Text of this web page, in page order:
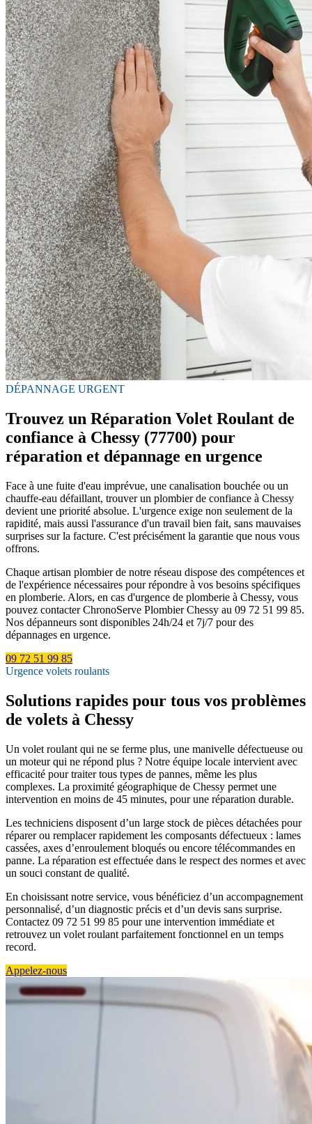
DÉPANNAGE URGENT
Trouvez un Réparation Volet Roulant de
confiance à Chessy (77700) pour
réparation et dépannage en urgence
Face à une fuite d'eau imprévue, une canalisation bouchée ou un
chauffe-eau défaillant, trouver un plombier de confiance à Chessy
devient une priorité absolue. L'urgence exige non seulement de la
rapidité, mais aussi l'assurance d'un travail bien fait, sans mauvaises
surprises sur la facture. C'est précisément la garantie que nous vous
offrons.
Chaque artisan plombier de notre réseau dispose des compétences et
de l'expérience nécessaires pour répondre à vos besoins spécifiques
en plomberie. Alors, en cas d'urgence de plomberie à Chessy, vous
pouvez contacter ChronoServe Plombier Chessy au 09 72 51 99 85.
Nos dépanneurs sont disponibles 24h/24 et 7j/7 pour des
dépannages en urgence.
09 72 51 99 85
Urgence volets roulants
Solutions rapides pour tous vos problèmes
de volets à Chessy
Un volet roulant qui ne se ferme plus, une manivelle défectueuse ou
un moteur qui ne répond plus ? Notre équipe locale intervient avec
efficacité pour traiter tous types de pannes, même les plus
complexes. La proximité géographique de Chessy permet une
intervention en moins de 45 minutes, pour une réparation durable.
Les techniciens disposent d’un large stock de pièces détachées pour
réparer ou remplacer rapidement les composants défectueux : lames
cassées, axes d’enroulement bloqués ou encore télécommandes en
panne. La réparation est effectuée dans le respect des normes et avec
un souci constant de qualité.
En choisissant notre service, vous bénéficiez d’un accompagnement
personnalisé, d’un diagnostic précis et d’un devis sans surprise.
Contactez 09 72 51 99 85 pour une intervention immédiate et
retrouvez un volet roulant parfaitement fonctionnel en un temps
record.
Appelez-nous